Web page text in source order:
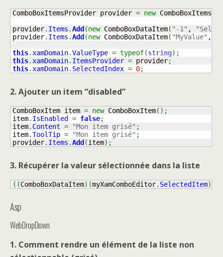
ComboBoxItemsProvider provider = new
provider. Items .Add (new ComboBoxDataItem( "-1" ,
provider. Items .Add (new ComboBoxDataItem( "MyValue" ,
this. xamDomain.ValueType = typeof(string) ;
this. xamDomain. ItemsProvider = provider;
this. xamDomain. SelectedIndex = 0;
2. Ajouter un item “disabled”
ComboBoxItem item = new ComboBoxItem( ) ;
item. IsEnabled = false;
item. Content = "Mon item grisé" ;
item.ToolTip = "Mon item grisé" ;
provider. Items .Add (item) ;
3. Récupérer la valeur sélectionnée dans la liste
( (ComboBoxDataItem) (myXamComboEditor. SelectedItem)
Asp
WebDropDown
1. Comment rendre un élément de la liste non